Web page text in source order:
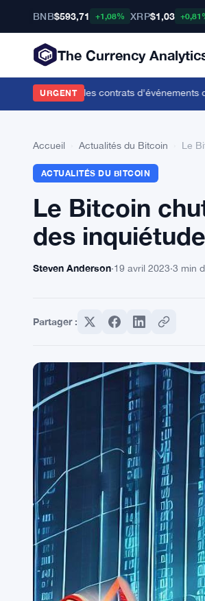
BNB$593,71 +1,08% XRP$1,03
The Currency
URGENT
sur les contrats d'événements de
Accueil Actualités du Bitcoin Le
ACTUALITÉS DU BITCOIN
Le Bitcoin
des
Steven Anderson·19 avril 2023·3 min
Partager :